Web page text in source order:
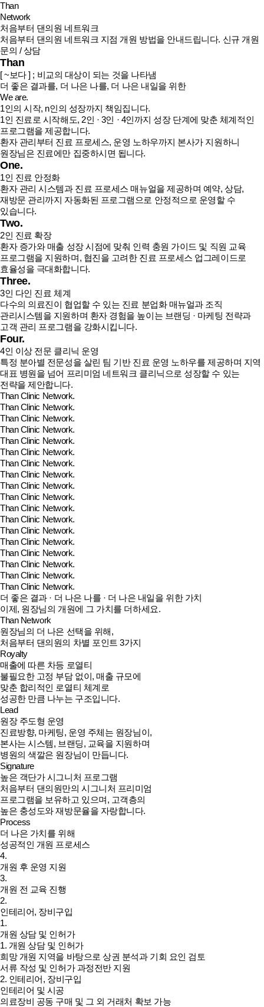
Than
Network
처음부터 댄의원 네트워크
처음부터 댄의원 네트워크 지점 개원 방법을 안내드립니다. 신규 개원
문의 / 상담
Than
[ ~보다 ]; 비교의 대상이 되는 것을 나타냄
더 좋은 결과를, 더 나은 나를, 더 나은 내일을 위한
We are.
1인의 시작, n인의 성장까지 책임집니다.
1인 진료로 시작해도, 2인 · 3인 · 4인까지 성장 단계에 맞춘 체계적인
프로그램을 제공합니다.
환자 관리부터 진료 프로세스, 운영 노하우까지 본사가 지원하니
원장님은 진료에만 집중하시면 됩니다.
One.
1인 진료 안정화
환자 관리 시스템과 진료 프로세스 매뉴얼을 제공하며 예약, 상담,
재방문 관리까지 자동화된 프로그램으로 안정적으로 운영할 수
있습니다.
Two.
2인 진료 확장
환자 증가와 매출 성장 시점에 맞춰 인력 충원 가이드 및 직원 교육
프로그램을 지원하며, 협진을 고려한 진료 프로세스 업그레이드로
효율성을 극대화합니다.
Three.
3인 다인 진료 체계
다수의 의료진이 협업할 수 있는 진료 분업화 매뉴얼과 조직
관리시스템을 지원하며 환자 경험을 높이는 브랜딩 · 마케팅 전략과
고객 관리 프로그램을 강화시킵니다.
Four.
4인 이상 전문 클리닉 운영
특정 분아별 전문성을 살린 팀 기반 진료 운영 노하우를 제공하며 지역
대표 병원을 넘어 프리미엄 네트워크 클리닉으로 성장할 수 있는
전략을 제안합니다.
Than Clinic Network.
Than Clinic Network.
Than Clinic Network.
Than Clinic Network.
Than Clinic Network.
Than Clinic Network.
Than Clinic Network.
Than Clinic Network.
Than Clinic Network.
Than Clinic Network.
Than Clinic Network.
Than Clinic Network.
Than Clinic Network.
Than Clinic Network.
Than Clinic Network.
Than Clinic Network.
Than Clinic Network.
Than Clinic Network.
더 좋은 결과 · 더 나은 나를 · 더 나은 내일을 위한 가치
이제, 원장님의 개원에 그 가치를 더하세요.
Than Network
원장님의 더 나은 선택을 위해,
처음부터 댄의원의 차별 포인트 3가지
Royalty
매출에 따른 차등 로열티
불필요한 고정 부담 없이, 매출 규모에
맞춘 합리적인 로열티 체계로
성공한 만큼 나누는 구조입니다.
Lead
원장 주도형 운영
진료방향, 마케팅, 운영 주체는 원장님이,
본사는 시스템, 브랜딩, 교육을 지원하며
병원의 색깔은 원장님이 만듭니다.
Signature
높은 객단가 시그니처 프로그램
처음부터 댄의원만의 시그니처 프리미엄
프로그램을 보유하고 있으며, 고객층의
높은 충성도와 재방문율을 자랑합니다.
Process
더 나은 가치를 위해
성공적인 개원 프로세스
4.
개원 후 운영 지원
3.
개원 전 교육 진행
2.
인테리어, 장비구입
1.
개원 상담 및 인허가
1. 개원 상담 및 인허가
희망 개원 지역을 바탕으로 상권 분석과 기회 요인 검토
서류 작성 및 인허가 과정전반 지원
2. 인테리어, 장비구입
인테리어 및 시공
의료장비 공동 구매 및 그 외 거래처 확보 가능